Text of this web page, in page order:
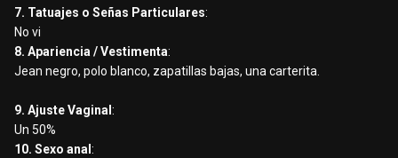
7. Tatuajes o Señas Particulares:
No vi
8. Apariencia / Vestimenta:
Jean negro, polo blanco, zapatillas bajas, una carterita.
9. Ajuste Vaginal :
Un 50%
10. Sexo anal :